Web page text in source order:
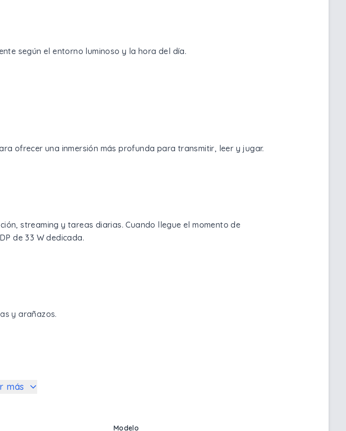
según el entorno luminoso y la hora del día.
ofrecer una inmersión más profunda para transmitir, leer y jugar.
streaming y tareas diarias. Cuando llegue el momento de
de 33 W dedicada.
y arañazos.
más
Modelo